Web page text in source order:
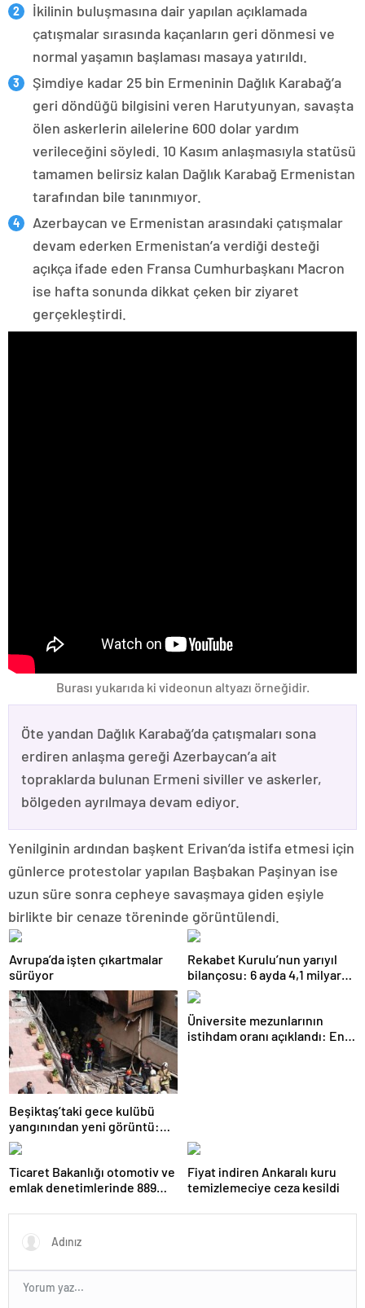
İkilinin buluşmasına dair yapılan açıklamada
çatışmalar sırasında kaçanların geri dönmesi ve
normal yaşamın başlaması masaya yatırıldı.
Şimdiye kadar 25 bin Ermeninin Dağlık Karabağ’a
geri döndüğü bilgisini veren Harutyunyan, savaşta
ölen askerlerin ailelerine 600 dolar yardım
verileceğini söyledi. 10 Kasım anlaşmasıyla statüsü
tamamen belirsiz kalan Dağlık Karabağ Ermenistan
tarafından bile tanınmıyor.
Azerbaycan ve Ermenistan arasındaki çatışmalar
devam ederken Ermenistan’a verdiği desteği
açıkça ifade eden Fransa Cumhurbaşkanı Macron
ise hafta sonunda dikkat çeken bir ziyaret
gerçekleştirdi.
Burası yukarıda ki videonun altyazı örneğidir.
Öte yandan Dağlık Karabağ’da çatışmaları sona
erdiren anlaşma gereği Azerbaycan’a ait
topraklarda bulunan Ermeni siviller ve askerler,
bölgeden ayrılmaya devam ediyor.
Yenilginin ardından başkent Erivan’da istifa etmesi için
günlerce protestolar yapılan Başbakan Paşinyan ise
uzun süre sonra cepheye savaşmaya giden eşiyle
birlikte bir cenaze töreninde görüntülendi.
Avrupa’da işten çıkartmalar
sürüyor
Rekabet Kurulu’nun yarıyıl
bilançosu: 6 ayda 4,1 milyar
TL ceza
Beşiktaş’taki gece kulübü
yangınından yeni görüntü:
İşçiler çalışırken duman sardı
Üniversite mezunlarının
istihdam oranı açıklandı: En
Ticaret Bakanlığı otomotiv ve
emlak denetimlerinde 889
Fiyat indiren Ankaralı kuru
temizlemeciye ceza kesildi